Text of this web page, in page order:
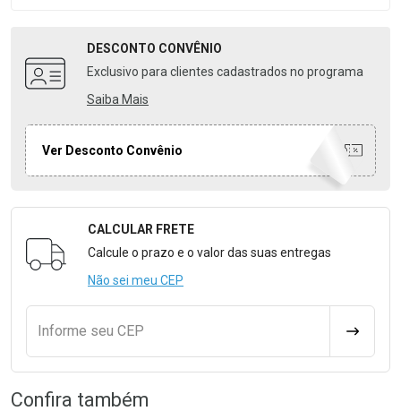
DESCONTO CONVÊNIO
Exclusivo para clientes cadastrados no programa
Saiba Mais
Ver Desconto Convênio
Formulário para Calcular o Frete
CALCULAR FRETE
Calcule o prazo e o valor das suas entregas
Não sei meu CEP
Informe seu CEP
Confira também